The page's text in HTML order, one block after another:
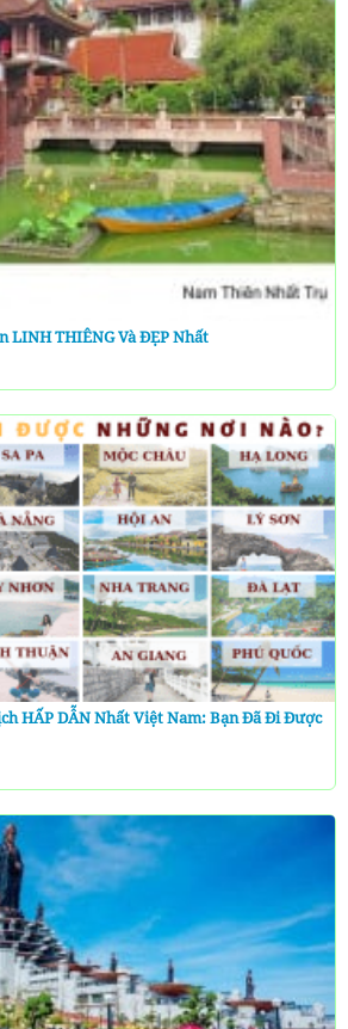
LINH THIÊNG Và ĐẸP Nhất
HẤP DẪN Nhất Việt Nam: Bạn Đã Đi Được